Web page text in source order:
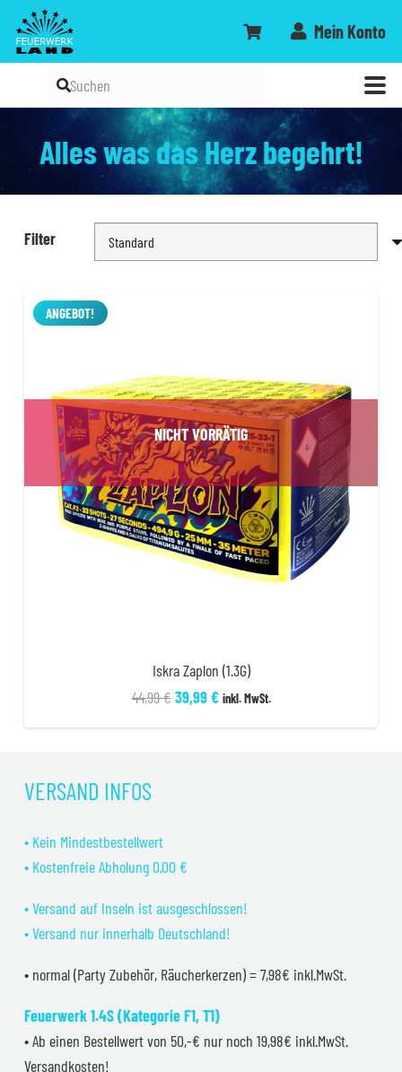
Mein Konto
Alles was das Herz begehrt!
Filter
ANGEBOT!
NICHT VORRÄTIG
Iskra Zaplon (1.3G)
44,99€ Ursprünglicher
39,99€Aktueller
inkl. MwSt.
VERSAND INFOS
• Kein Mindestbestellwert
• Kostenfreie Abholung 0,00 €
• Versand auf Inseln ist ausgeschlossen!
• Versand nur innerhalb Deutschland!
• normal (Party Zubehör, Räucherkerzen) = 7,98€ inkl.MwSt.
Feuerwerk 1.4S (Kategorie F1, T1)
• Ab einen Bestellwert von 50,-€ nur noch 19,98€ inkl.MwSt.
Versandkosten!